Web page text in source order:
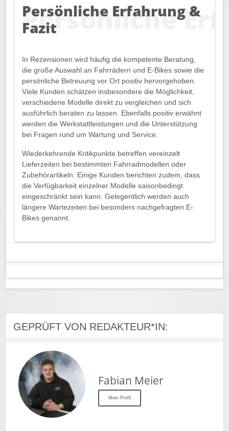
Persönliche Erfahrung &
Fazit
In Rezensionen wird häufig die kompetente Beratung,
die große Auswahl an Fahrrädern und E-Bikes sowie die
persönliche Betreuung vor Ort positiv hervorgehoben.
Viele Kunden schätzen insbesondere die Möglichkeit,
verschiedene Modelle direkt zu vergleichen und sich
ausführlich beraten zu lassen. Ebenfalls positiv erwähnt
werden die Werkstattleistungen und die Unterstützung
bei Fragen rund um Wartung und Service.
Wiederkehrende Kritikpunkte betreffen vereinzelt
Lieferzeiten bei bestimmten Fahrradmodellen oder
Zubehörartikeln. Einige Kunden berichten zudem, dass
die Verfügbarkeit einzelner Modelle saisonbedingt
eingeschränkt sein kann. Gelegentlich werden auch
längere Wartezeiten bei besonders nachgefragten E-
Bikes genannt.
GEPRÜFT VON REDAKTEUR*IN:
Fabian Meier
Mein Profil